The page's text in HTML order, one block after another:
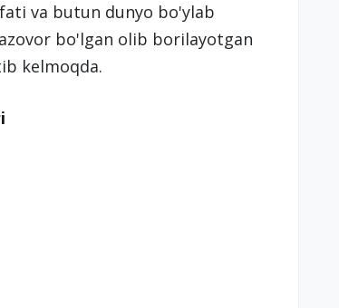
va butun dunyo bo'ylab
bo'lgan olib borilayotgan
kelmoqda.